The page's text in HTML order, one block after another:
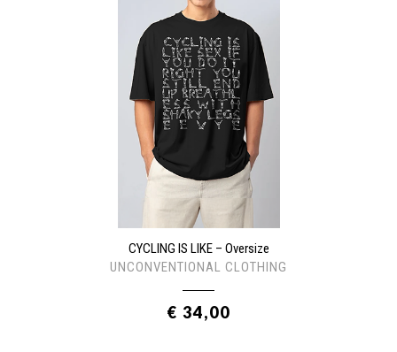
CYCLING IS LIKE – Oversize
UNCONVENTIONAL CLOTHING
€ 34,00